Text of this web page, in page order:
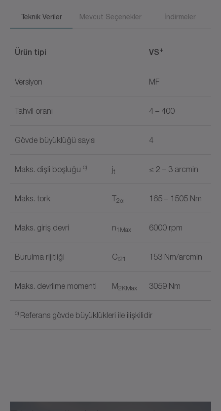
Teknik Veriler Mevcut Seçenekler İndirmeler
Ürün tipi VS+
Versiyon MF
Tahvil oranı 4 – 400
Gövde büyüklüğü sayısı 4
Maks. dişli boşluğu c) jt ≤ 2 – 3 arcmin
Maks. tork T2α 165 – 1505 Nm
Maks. giriş devri n1Max 6000 rpm
Burulma rijitliği Ct21 153 Nm/arcmin
Maks. devrilme momenti M2KMax 3059 Nm
c) Referans gövde büyüklükleri ile ilişkilidir